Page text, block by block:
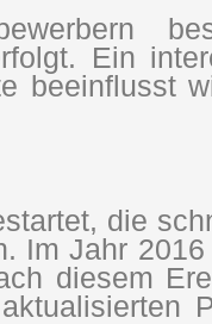
Ein
beeinflusst
die
Im Jahr
diesem